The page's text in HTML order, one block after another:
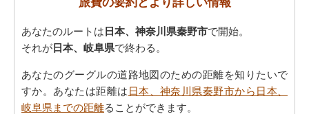
あなたのルートは 日本、神奈川県秦野市で開始。
それが 日本、岐阜県で終わる。
あなたのグーグルの道路地図のための距離を知りたいで
すか。あなたは距離は 日本、神奈川県秦野市から日本、
岐阜県までの距離ることができます。